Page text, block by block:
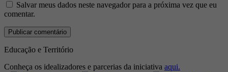
Salvar meus dados neste navegador para a próxima vez que eu
comentar.
Educação e Território
Conheça os idealizadores e parcerias da iniciativa aqui.